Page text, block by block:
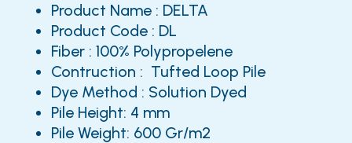
Product Name : DELTA
Product Code : DL
Fiber : 100% Polypropelene
Contruction : Tufted Loop Pile
Dye Method : Solution Dyed
Pile Height: 4 mm
Pile Weight: 600 Gr/m2